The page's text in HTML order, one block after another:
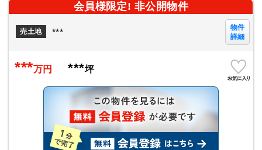
会員様限定! 非公開物件
売土地 ***
物件
詳細
***万円 ***坪